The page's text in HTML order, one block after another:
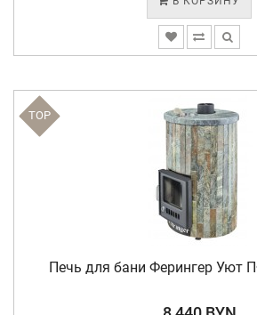
TOP
Печь для бани Ферингер Уют